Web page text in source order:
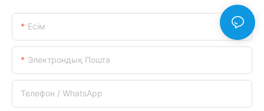
Есім
Электрондық Пошта
Телефон / WhatsApp